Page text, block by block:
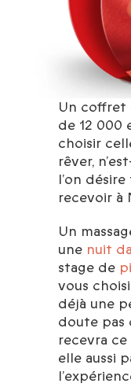
Un coffret
de 12 000
choisir
rêver,
l’on
recevoir à
Un
une nuit
stage de
vous
déjà une
doute pas
recevra ce
elle aussi